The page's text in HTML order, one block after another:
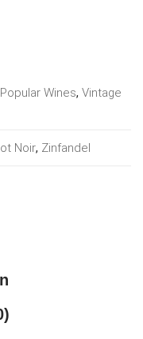
Popular Wines, Vintage
Noir, Zinfandel